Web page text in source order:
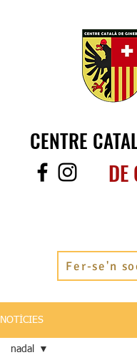
CENTRE
DE
Fer-se'n
NOTÍCIES
nadal